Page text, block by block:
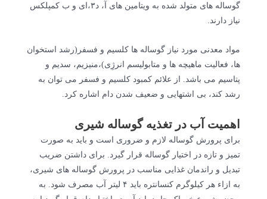
گوساله های متولد شده به ویتامین های آ، د۳،ای و ب کمپلکس
نیاز دارند.
مواد معدنی مورد نیاز گوساله ها کلسیم و فسفر(رشد استخوان
ها، فعالیت ماهیچه ها و متابولیسم انرژِی)،منیزیم، سدیم و
پتاسیم می باشد. از علائم کمبود کلسیم و فسفر می توان به
رشد کند، بی اشتهایی و ضعیف شدن دام اشاره کرد.
اهمیت آب در تغذیه گوساله شیری
برای پرورش گوساله لازم و ضروری است و باید به صورت
تمیز و تازه در اختیار گوساله قرار گیرد. برای داشتن ضریب
تبدیل و راندمان غذایی مناسب در پرورش گوساله های شیری،
به ازاء هر کیلوگرم کنسانتره باید ۴ لیتر آب مصرف شود. به